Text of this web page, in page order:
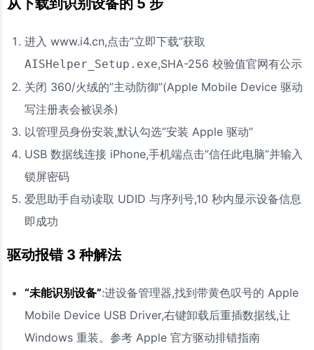
从下载到识别设备的 5 步
进入 www.i4.cn,点击”立即下载”获取
AISHelper_Setup.exe,SHA-256 校验值官网有公示
关闭 360/火绒的”主动防御”(Apple Mobile Device 驱动
写注册表会被误杀)
以管理员身份安装,默认勾选”安装 Apple 驱动”
USB 数据线连接 iPhone,手机端点击”信任此电脑”并输入
锁屏密码
爱思助手自动读取 UDID 与序列号,10 秒内显示设备信息
即成功
驱动报错 3 种解法
“未能识别设备”:进设备管理器,找到带黄色叹号的 Apple
Mobile Device USB Driver,右键卸载后重插数据线,让
Windows 重装。参考 Apple 官方驱动排错指南